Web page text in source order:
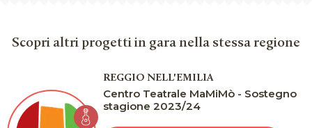
Scopri altri progetti in gara nella stessa regione
REGGIO NELL'EMILIA
Centro Teatrale MaMiMò - Sostegno
stagione 2023/24